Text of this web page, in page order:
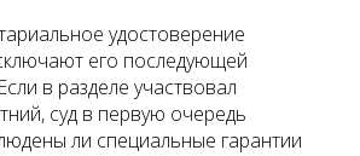
удостоверение
его последующей
в разделе участвовал
суд в первую очередь
ли специальные гарантии